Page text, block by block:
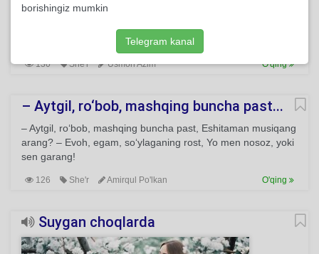
"Shashmaqom"ning qay sho‘basida Yig‘layotir ko‘nglim bu
130 She'r Usmon Azim O'qing
– Aytgil, ro‘bob, mashqing buncha past...
– Aytgil, ro‘bob, mashqing buncha past, Eshitaman musiqang
arang? – Evoh, egam, so‘ylaganing rost, Yo men nosoz, yoki
sen garang!
126 She'r Amirqul Po'lkan O'qing
Suygan choqlarda
borishingiz mumkin
Telegram kanal